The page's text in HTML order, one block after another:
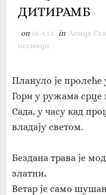
ДИТИРАМБ
on 16.4.13 in Аница
песници
Плануло је пролеће
Гори у ружама срце
Сада, у часу кад
владају светом.
Бездана трава је
златни,
Ветар је само